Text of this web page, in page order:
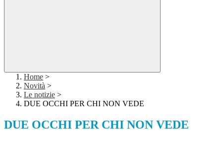
Home >
Novità >
Le notizie >
DUE OCCHI PER CHI NON VEDE
DUE OCCHI PER CHI NON VEDE